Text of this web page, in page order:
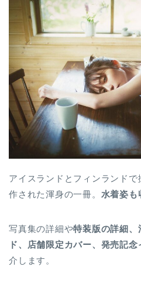
アイスランドとフィンランドで
作された渾身の一冊。 水着姿も
写真集の詳細や特装版の詳細、
ド、店舗限定カバー、発売記念
介します。